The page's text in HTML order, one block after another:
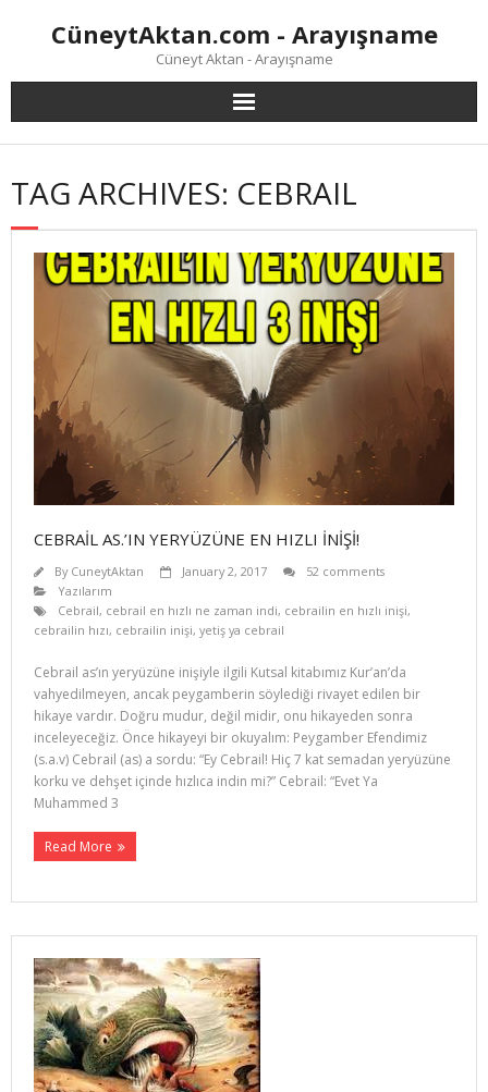
CüneytAktan.com - Arayışname
Cüneyt Aktan - Arayışname
TAG ARCHIVES: CEBRAIL
CEBRAİL AS.’IN YERYÜZÜNE EN HIZLI İNİŞİ!
By CuneytAktan January 2, 2017
52 comments
Yazılarım
Cebrail, cebrail en hızlı ne zaman indi, cebrailin en hızlı inişi,
cebrailin hızı, cebrailin inişi, yetiş ya cebrail
Cebrail as’ın yeryüzüne inişiyle ilgili Kutsal kitabımız Kur’an’da
vahyedilmeyen, ancak peygamberin söylediği rivayet edilen bir
hikaye vardır. Doğru mudur, değil midir, onu hikayeden sonra
inceleyeceğiz. Önce hikayeyi bir okuyalım: Peygamber Efendimiz
(s.a.v) Cebrail (as) a sordu: “Ey Cebrail! Hiç 7 kat semadan yeryüzüne
korku ve dehşet içinde hızlıca indin mi?” Cebrail: “Evet Ya
Muhammed 3
Read More